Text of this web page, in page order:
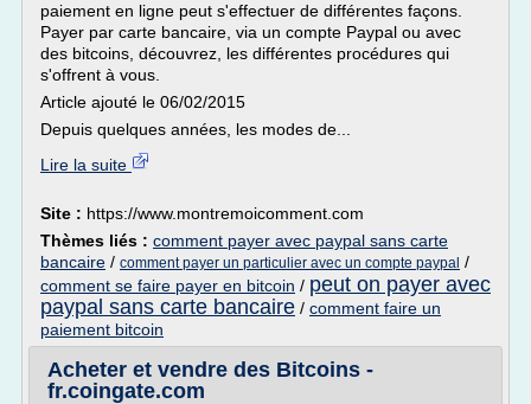
paiement en ligne peut s'effectuer de différentes façons.
Payer par carte bancaire, via un compte Paypal ou avec
des bitcoins, découvrez, les différentes procédures qui
s'offrent à vous.
Article ajouté le 06/02/2015
Depuis quelques années, les modes de...
Lire la suite
Site : https://www.montremoicomment.com
Thèmes liés : comment payer avec paypal sans carte
bancaire / comment payer un particulier avec un compte paypal /
comment se faire payer en bitcoin / peut on payer avec
paypal sans carte bancaire / comment faire un
paiement bitcoin
Acheter et vendre des Bitcoins -
fr.coingate.com